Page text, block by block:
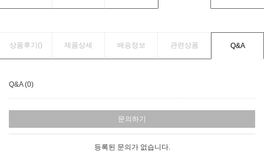
상품후기() 제품상세 배송정보 관련상품 Q&A
Q&A (0)
문의하기
등록된 문의가 없습니다.